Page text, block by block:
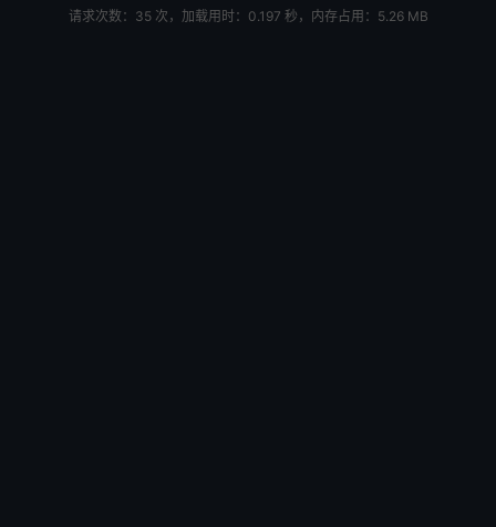
请求次数：35 次，加载用时：0.197 秒，内存占用：5.26 MB